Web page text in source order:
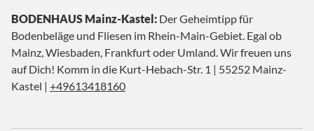
BODENHAUS Mainz-Kastel: Der Geheimtipp für
Bodenbeläge und Fliesen im Rhein-Main-Gebiet. Egal ob
Mainz, Wiesbaden, Frankfurt oder Umland. Wir freuen uns
auf Dich! Komm in die Kurt-Hebach-Str. 1 | 55252 Mainz-
Kastel | +49613418160